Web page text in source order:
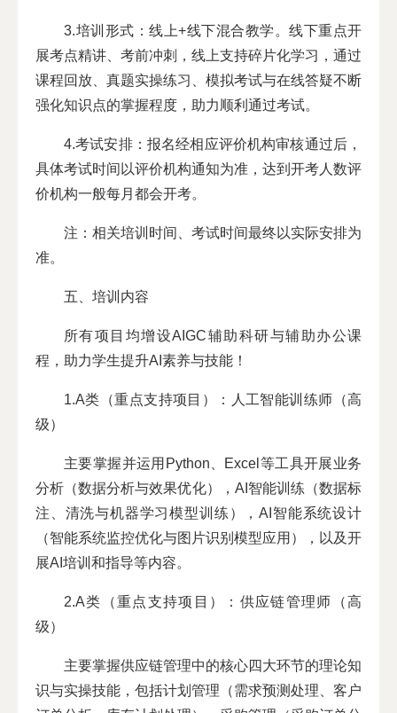
3.培训形式：线上+线下混合教学。线下重点开
展考点精讲、考前冲刺，线上支持碎片化学习，通过
课程回放、真题实操练习、模拟考试与在线答疑不断
强化知识点的掌握程度，助力顺利通过考试。
4.考试安排：报名经相应评价机构审核通过后，
具体考试时间以评价机构通知为准，达到开考人数评
价机构一般每月都会开考。
注：相关培训时间、考试时间最终以实际安排为
准。
五、培训内容
所有项目均增设AIGC辅助科研与辅助办公课
程，助力学生提升AI素养与技能！
1.A类（重点支持项目）：人工智能训练师（高
级）
主要掌握并运用Python、Excel等工具开展业务
分析（数据分析与效果优化），AI智能训练（数据标
注、清洗与机器学习模型训练），AI智能系统设计
（智能系统监控优化与图片识别模型应用），以及开
展AI培训和指导等内容。
2.A类（重点支持项目）：供应链管理师（高
级）
主要掌握供应链管理中的核心四大环节的理论知
识与实操技能，包括计划管理（需求预测处理、客户